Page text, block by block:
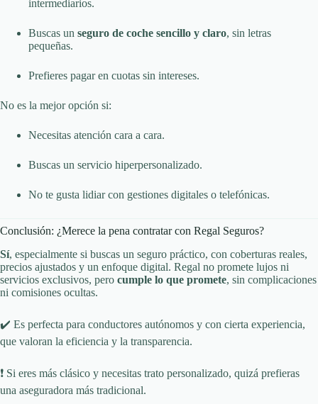
intermediarios.
Buscas un seguro de coche sencillo y claro, sin letras
pequeñas.
Prefieres pagar en cuotas sin intereses.
No es la mejor opción si:
Necesitas atención cara a cara.
Buscas un servicio hiperpersonalizado.
No te gusta lidiar con gestiones digitales o telefónicas.
Conclusión: ¿Merece la pena contratar con Regal Seguros?
Sí, especialmente si buscas un seguro práctico, con coberturas reales,
precios ajustados y un enfoque digital. Regal no promete lujos ni
servicios exclusivos, pero cumple lo que promete, sin complicaciones
ni comisiones ocultas.
✔️ Es perfecta para conductores autónomos y con cierta experiencia,
que valoran la eficiencia y la transparencia.
❗ Si eres más clásico y necesitas trato personalizado, quizá prefieras
una aseguradora más tradicional.